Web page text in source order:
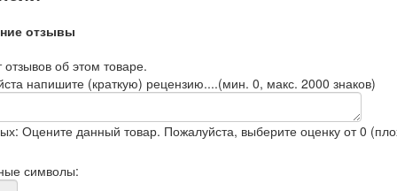
отзывы
об этом товаре.
напишите (краткую) рецензию....(мин. 0, макс. 2000 знаков)
Оцените данный товар. Пожалуйста, выберите оценку от 0
символы: